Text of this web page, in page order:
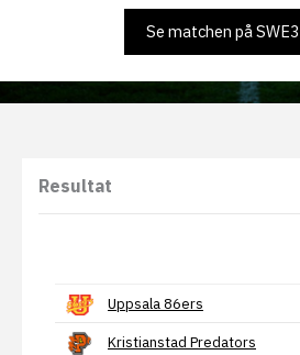
Se matchen på
Resultat
Uppsala 86ers
Kristianstad Predators